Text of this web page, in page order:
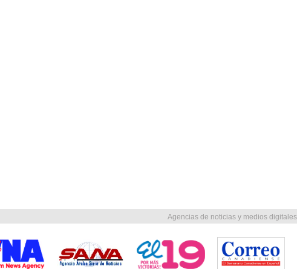
Agencias de noticias y medios digitales